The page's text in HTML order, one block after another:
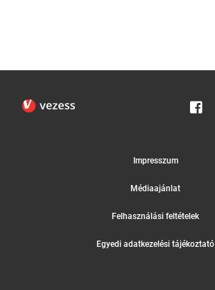
Impresszum
Médiaajánlat
Felhasználási feltételek
Egyedi adatkezelési tájékoztató